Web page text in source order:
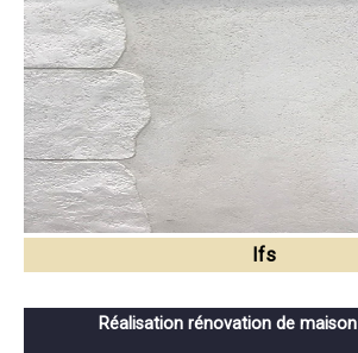
Ifs
Réalisation rénovation de